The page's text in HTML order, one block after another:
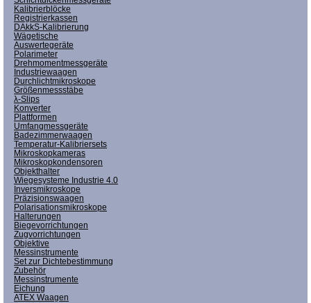
Kalibrierblöcke
Registrierkassen
DAkkS-Kalibrierung
Wägetische
Auswertegeräte
Polarimeter
Drehmomentmessgeräte
Industriewaagen
Durchlichtmikroskope
Größenmessstäbe
λ-Slips
Konverter
Plattformen
Umfangmessgeräte
Badezimmerwaagen
Temperatur-Kalibriersets
Mikroskopkameras
Mikroskopkondensoren
Objekthalter
Wiegesysteme Industrie 4.0
Inversmikroskope
Präzisionswaagen
Polarisationsmikroskope
Halterungen
Biegevorrichtungen
Zugvorrichtungen
Objektive
Messinstrumente
Set zur Dichtebestimmung
Zubehör
Messinstrumente
Eichung
ATEX Waagen